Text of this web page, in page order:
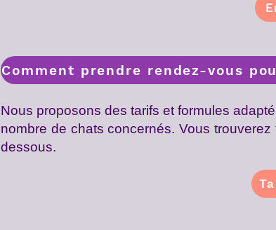
Comment prendre rendez-vous
Nous proposons des tarifs et formules
nombre de chats concernés. Vous
dessous.